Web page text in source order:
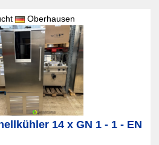
Oberhausen
14 x GN 1 - 1 - EN